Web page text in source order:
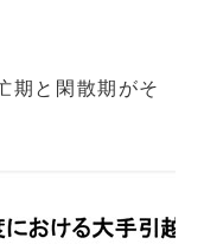
期と閑散期がそ